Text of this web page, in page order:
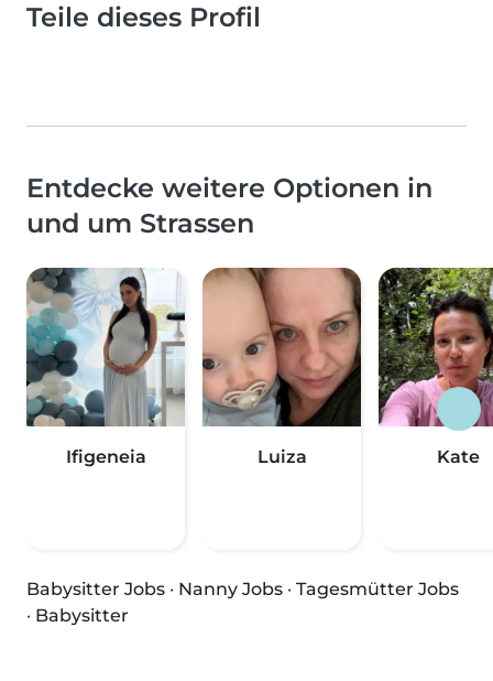
Teile dieses Profil
Entdecke weitere Optionen in
und um Strassen
Ifigeneia Luiza Kate
Babysitter Jobs · Nanny Jobs · Tagesmütter Jobs
· Babysitter